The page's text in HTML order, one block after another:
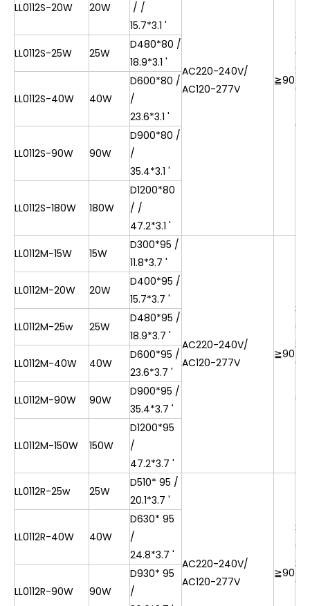
AC220-240V/
AC120-277V
≧90
0k
LL0112S-20W 20W
/ /
15.7*3.1 '
LL0112S-25W
25W
D480*80 /
18.9*3.1 '
LL0112S-40W 40W
D600*80 /
/
23.6*3.1 '
LL0112S-90W 90W
D900*80 /
/
35.4*3.1 '
LL0112S-180W 180W
D1200*80
/ /
47.2*3.1 '
LL0112M-15W
15W
D300*95 /
11.8*3.7 '
AC220-240V/
AC120-277V
≧90
0k
LL0112M-20W 20W
D400*95 /
15.7*3.7 '
LL0112M-25w
25W
D480*95 /
18.9*3.7 '
LL0112M-40W
40W
D600*95 /
23.6*3.7 '
LL0112M-90W
90W
D900*95 /
35.4*3.7 '
LL0112M-150W 150W
D1200*95
/
47.2*3.7 '
LL0112R-25w
25W
D510* 95 /
20.1*3.7 '
AC220-240V/
AC120-277V
≧90
LL0112R-40W 40W
D630* 95
/
24.8*3.7 '
LL0112R-90W 90W
D930* 95
/